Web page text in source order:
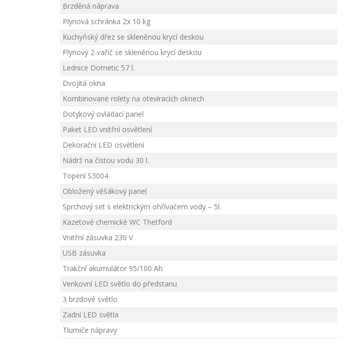
Brzděná náprava
Plynová schránka 2x 10 kg
Kuchyňský dřez se skleněnou krycí deskou
Plynový 2-vařič se skleněnou krycí deskou
Lednice Dometic 57 l.
Dvojitá okna
Kombinované rolety na otevíracích oknech
Dotykový ovládací panel
Paket LED vnitřní osvětlení
Dekorační LED osvětlení
Nádrž na čistou vodu 30 l.
Topení S3004
Obložený věšákový panel
Sprchový set s elektrickým ohřívačem vody – 5l.
Kazetové chemické WC Thetford
Vnitřní zásuvka 230 V
USB zásuvka
Trakční akumulátor 95/100 Ah
Venkovní LED světlo do předstanu
3 brzdové světlo
Zadní LED světla
Tlumiče nápravy